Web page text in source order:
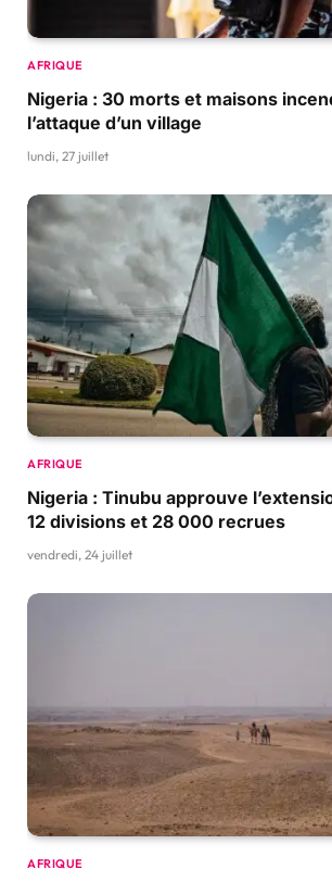
AFRIQUE
Nigeria : 30 morts et maisons
l’attaque d’un village
lundi, 27 juillet
AFRIQUE
Nigeria : Tinubu approuve
12 divisions et 28 000 recrues
vendredi, 24 juillet
AFRIQUE